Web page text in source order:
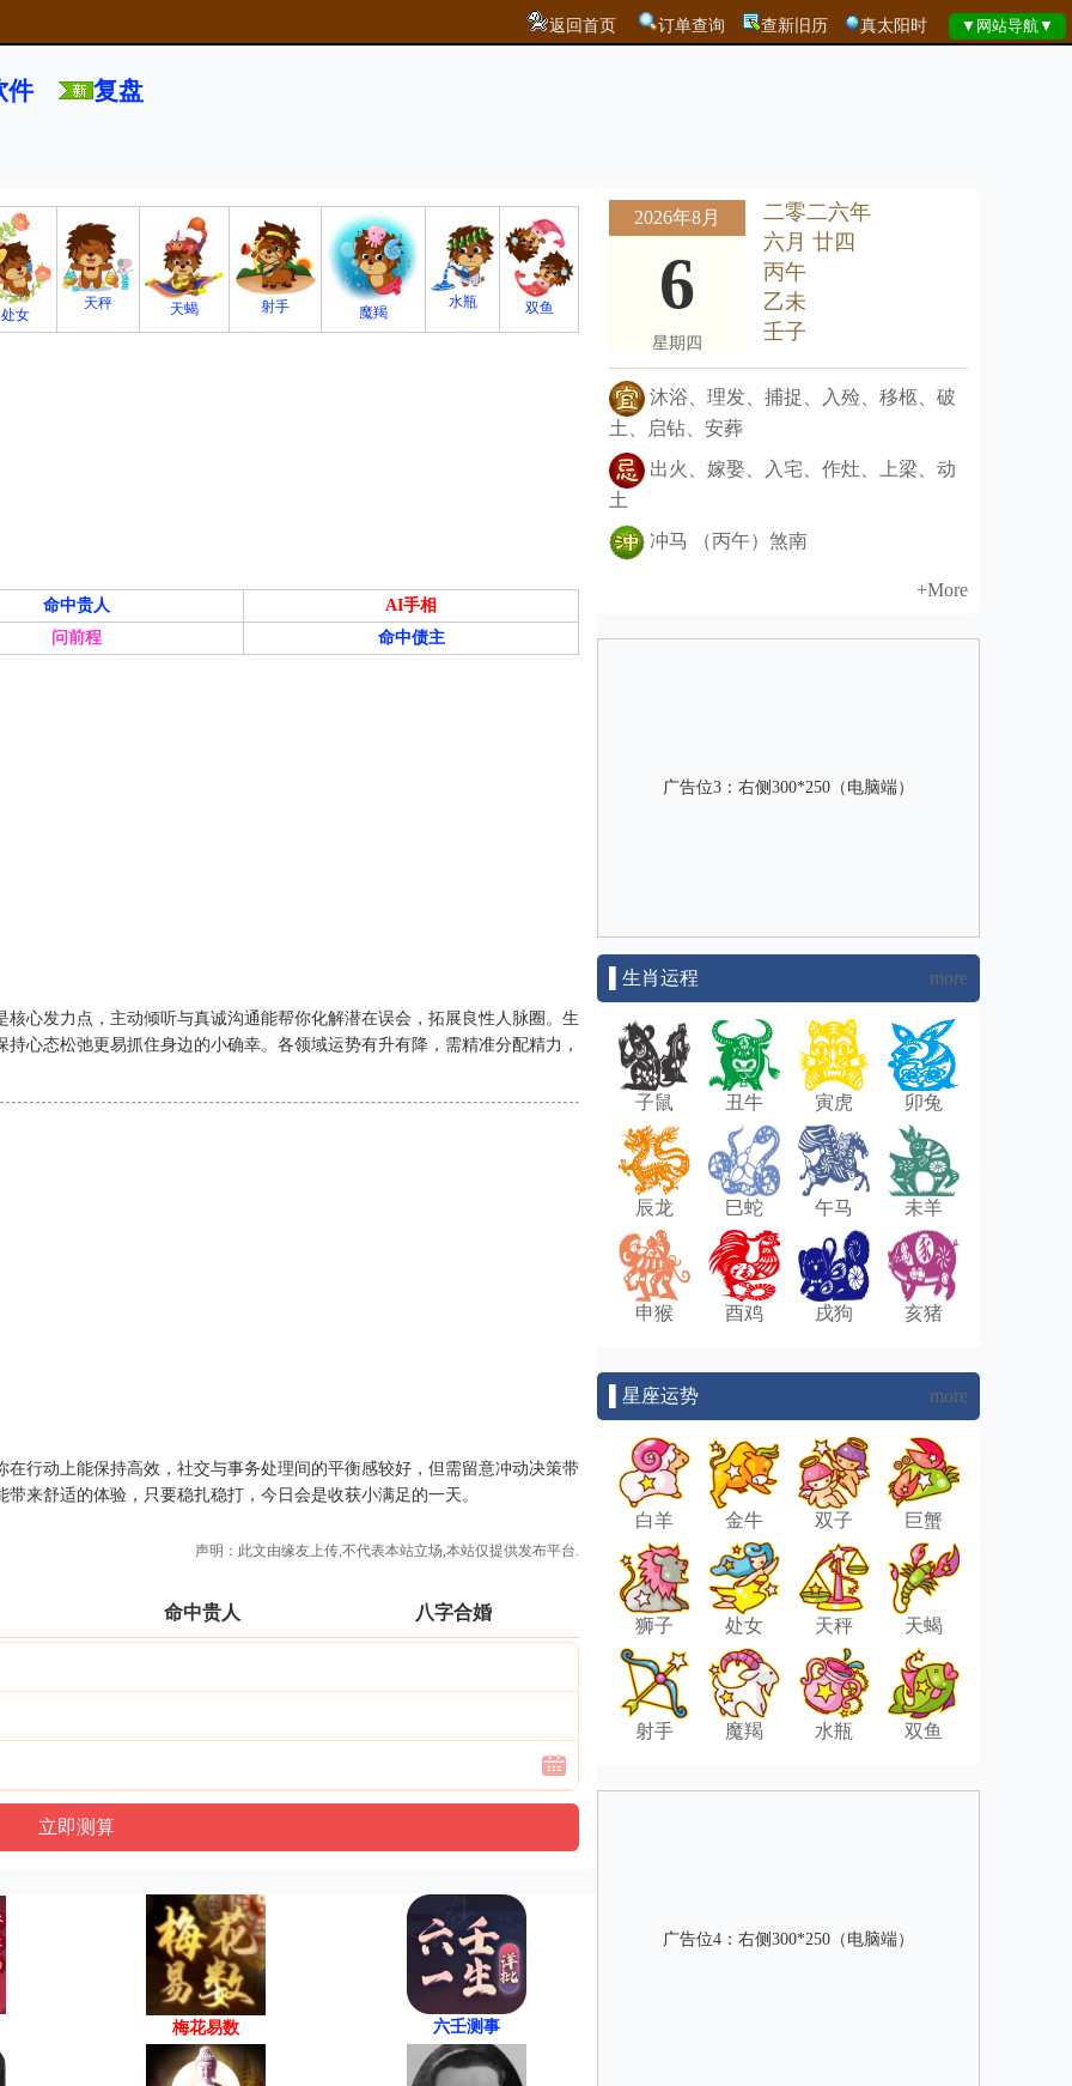
返回首页 订单查询 查新旧历 真太阳时
件 复盘
处女
天秤 天蝎 射手 魔羯
水瓶 双鱼
命中贵人
AI手相
问前程
命中债主
心发力点，主动倾听与真诚沟通能帮你化解潜在误会，拓展良性人脉圈。生
心态松弛更易抓住身边的小确幸。各领域运势有升有降，需精准分配精力，
行动上能保持高效，社交与事务处理间的平衡感较好，但需留意冲动决策带
来舒适的体验，只要稳扎稳打，今日会是收获小满足的一天。
声明：此文由缘友 上传,不代表本站立场,本站仅提供发布平台.
命中贵人 八字合婚
梅花易数 六壬测事
2026年8月
6
星期四
二零二六年
六月 廿四
丙午
乙未
壬子
沐浴、理发、捕捉、入殓、移柩、破
土、启钻、安葬
出火、嫁娶、入宅、作灶、上梁、动
土
冲马 （丙午）煞南
+More
广告位3：右侧300*250（电脑端）
▌生肖运程 more
子鼠 丑牛 寅虎 卯兔
辰龙 巳蛇 午马 未羊
申猴 酉鸡 戌狗 亥猪
▌星座运势 more
白羊 金牛 双子 巨蟹
狮子 处女 天秤 天蝎
射手 魔羯 水瓶 双鱼
广告位4：右侧300*250（电脑端）